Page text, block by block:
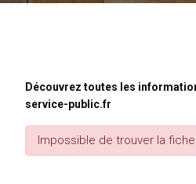
Découvrez toutes les
service-public.fr
Impossible de trouver la fiche